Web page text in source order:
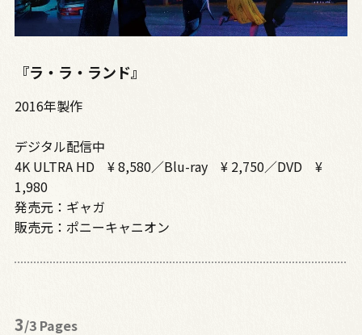
『ラ・ラ・ランド』
2016年製作
デジタル配信中
4K ULTRA HD ¥ 8,580／Blu-ray ¥ 2,750／DVD ¥
1,980
発売元：ギャガ
販売元：ポニーキャニオン
3/3 Pages